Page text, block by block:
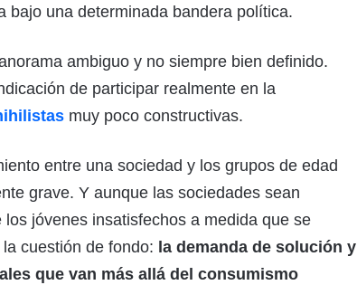
bajo una determinada bandera política.
ambiguo y no siempre bien definido.
de participar realmente en la
muy poco constructivas.
entre una sociedad y los grupos de edad
grave. Y aunque las sociedades sean
jóvenes insatisfechos a medida que se
cuestión de fondo: la demanda de solución y
que van más allá del consumismo